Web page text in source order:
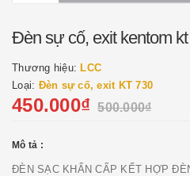
Đèn sự cố, exit kentom
Thương hiệu: LCC
Loại: Đèn sự cố, exit KT 730
450.000₫ 500.000₫
Mô tả :
ĐÈN SẠC KHẨN CẤP KẾT HỢP